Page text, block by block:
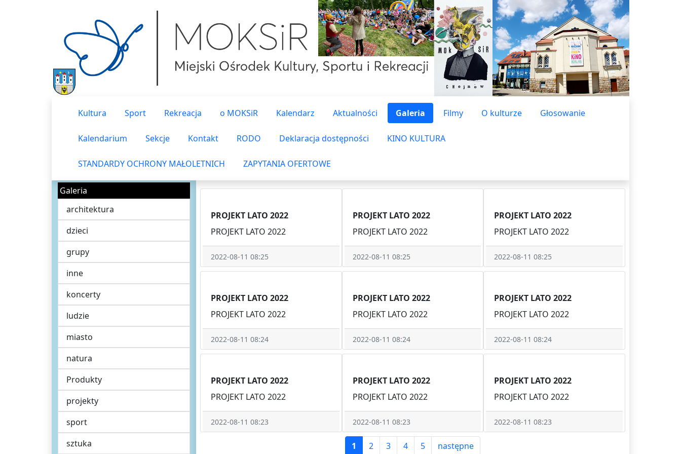
Kultura Sport Rekreacja o MOKSiR Kalendarz Aktualności Galeria Filmy O kulturze Głosowanie
Kalendarium Sekcje Kontakt RODO Deklaracja dostępności KINO KULTURA
STANDARDY OCHRONY MAŁOLETNICH ZAPYTANIA OFERTOWE
Galeria
architektura
dzieci
grupy
inne
koncerty
ludzie
miasto
natura
Produkty
projekty
sport
sztuka
PROJEKT LATO 2022
PROJEKT LATO 2022
2022-08-11 08:25
PROJEKT LATO 2022
PROJEKT LATO 2022
2022-08-11 08:25
PROJEKT LATO 2022
PROJEKT LATO 2022
2022-08-11 08:25
PROJEKT LATO 2022
PROJEKT LATO 2022
2022-08-11 08:24
PROJEKT LATO 2022
PROJEKT LATO 2022
2022-08-11 08:24
PROJEKT LATO 2022
PROJEKT LATO 2022
2022-08-11 08:24
PROJEKT LATO 2022
PROJEKT LATO 2022
2022-08-11 08:23
PROJEKT LATO 2022
PROJEKT LATO 2022
2022-08-11 08:23
PROJEKT LATO 2022
PROJEKT LATO 2022
2022-08-11 08:23
1 2 3 4 5 następne